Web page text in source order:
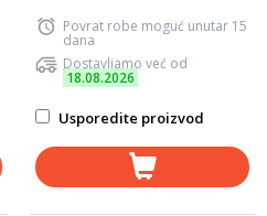
Povrat robe moguć unutar 15
dana
Dostavljamo već od
18.08.2026
Usporedite proizvod